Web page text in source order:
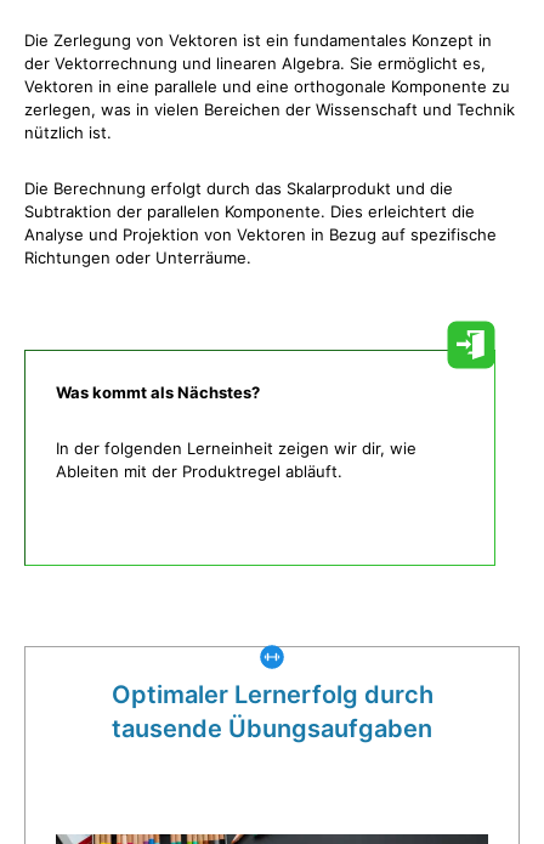
Die Zerlegung von Vektoren ist ein fundamentales Konzept in
der Vektorrechnung und linearen Algebra. Sie ermöglicht es,
Vektoren in eine parallele und eine orthogonale Komponente zu
zerlegen, was in vielen Bereichen der Wissenschaft und Technik
nützlich ist.
Die Berechnung erfolgt durch das Skalarprodukt und die
Subtraktion der parallelen Komponente. Dies erleichtert die
Analyse und Projektion von Vektoren in Bezug auf spezifische
Richtungen oder Unterräume.
Was kommt als Nächstes?
In der folgenden Lerneinheit zeigen wir dir, wie
Ableiten mit der Produktregel abläuft.
Optimaler Lernerfolg durch
tausende Übungsaufgaben